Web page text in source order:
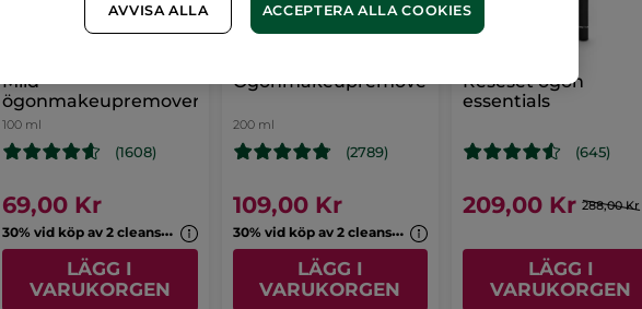
Mild
ögonmakeupremover
100 ml
(1608)
69,00 Kr
3
0% vid köp av 2 cleansers
LÄGG I
VARUKORGEN
Ögonmakeupremover
200 ml
(2789)
109,00 Kr
3
0% vid köp av 2 cleansers
LÄGG I
VARUKORGEN
Reseset ögon
essentials
(645)
209,00 Kr 288,00 Kr
LÄGG I
VARUKORGEN
AVVISA ALLA ACCEPTERA ALLA COOKIES